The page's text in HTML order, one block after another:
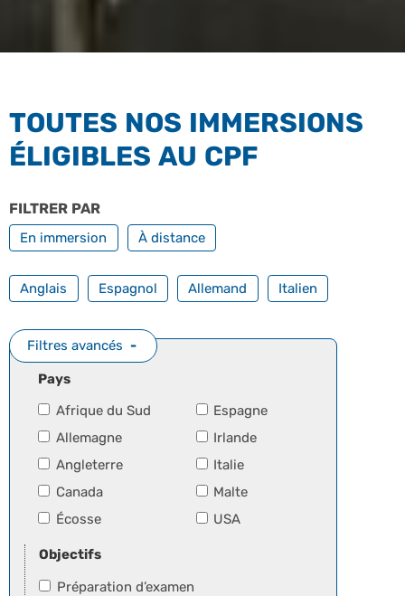
TOUTES NOS IMMERSIONS
ÉLIGIBLES AU CPF
FILTRER PAR
En immersion À distance
Anglais Espagnol Allemand Italien
Filtres avancés
Pays
Afrique du Sud
Allemagne
Angleterre
Canada
Écosse
Espagne
Irlande
Italie
Malte
USA
Objectifs
Préparation d’examen